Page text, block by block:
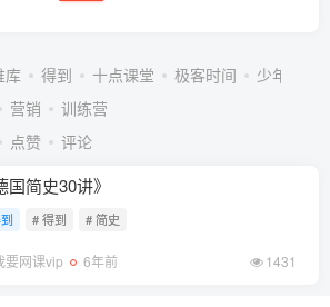
库 得到 十点课堂 极客时间
少年得到
营销
训练营
点赞 评论
国简史30讲》
# 得到 # 简史
要网课vip 6年前 1431